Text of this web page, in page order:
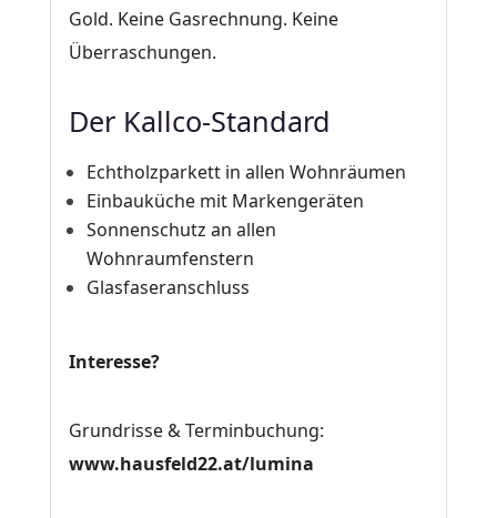
Gold. Keine Gasrechnung. Keine
Überraschungen.
Der Kallco-Standard
Echtholzparkett in allen Wohnräumen
Einbauküche mit Markengeräten
Sonnenschutz an allen
Wohnraumfenstern
Glasfaseranschluss
Interesse?
Grundrisse & Terminbuchung:
www.hausfeld22.at/lumina